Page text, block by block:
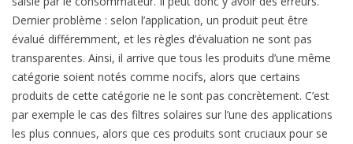
Dernier problème : selon l’application, un produit peut être
évalué différemment, et les règles d’évaluation ne sont pas
transparentes. Ainsi, il arrive que tous les produits d’une même
catégorie soient notés comme nocifs, alors que certains
produits de cette catégorie ne le sont pas concrètement. C’est
par exemple le cas des filtres solaires sur l’une des applications
les plus connues, alors que ces produits sont cruciaux pour se